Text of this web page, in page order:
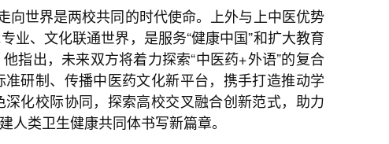
世界是两校共同的时代使命。上外与上中医优势
业、文化联通世界，是服务“健康中国”和扩大教育
指出，未来双方将着力探索“中医药+外语”的复合
研制、传播中医药文化新平台，携手打造推动学
化校际协同，探索高校交叉融合创新范式，助力
人类卫生健康共同体书写新篇章。